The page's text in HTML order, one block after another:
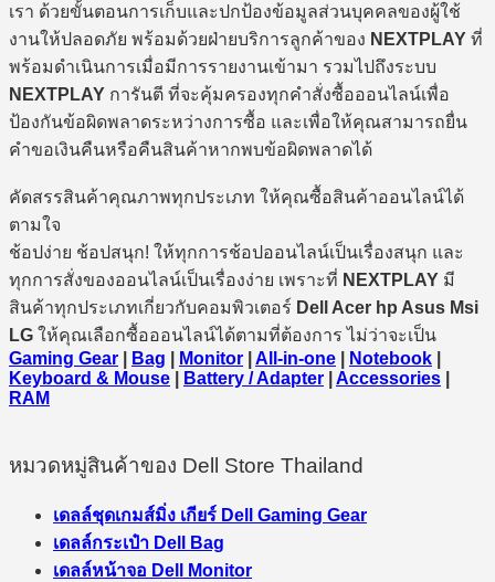
เรา ด้วยขั้นตอนการเก็บและปกป้องข้อมูลส่วนบุคคลของผู้ใช้
งานให้ปลอดภัย พร้อมด้วยฝ่ายบริการลูกค้าของ NEXTPLAY ที่
พร้อมดำเนินการเมื่อมีการรายงานเข้ามา รวมไปถึงระบบ
NEXTPLAY การันตี ที่จะคุ้มครองทุกคำสั่งซื้อออนไลน์เพื่อ
ป้องกันข้อผิดพลาดระหว่างการซื้อ และเพื่อให้คุณสามารถยื่น
คำขอเงินคืนหรือคืนสินค้าหากพบข้อผิดพลาดได้
คัดสรรสินค้าคุณภาพทุกประเภท ให้คุณซื้อสินค้าออนไลน์ได้
ตามใจ
ช้อปง่าย ช้อปสนุก! ให้ทุกการช้อปออนไลน์เป็นเรื่องสนุก และ
ทุกการสั่งของออนไลน์เป็นเรื่องง่าย เพราะที่ NEXTPLAY มี
สินค้าทุกประเภทเกี่ยวกับคอมพิวเตอร์ Dell Acer hp Asus Msi
LG ให้คุณเลือกซื้อออนไลน์ได้ตามที่ต้องการ ไม่ว่าจะเป็น
Gaming Gear
Bag Monitor All-in-one Notebook
Keyboard & Mouse
Battery / Adapter Accessories
RAM
หมวดหมู่สินค้าของ Dell Store Thailand
เดลล์ชุดเกมส์มิ่ง เกียร์ Dell Gaming Gear
เดลล์กระเป๋า Dell Bag
เดลล์หน้าจอ Dell Monitor